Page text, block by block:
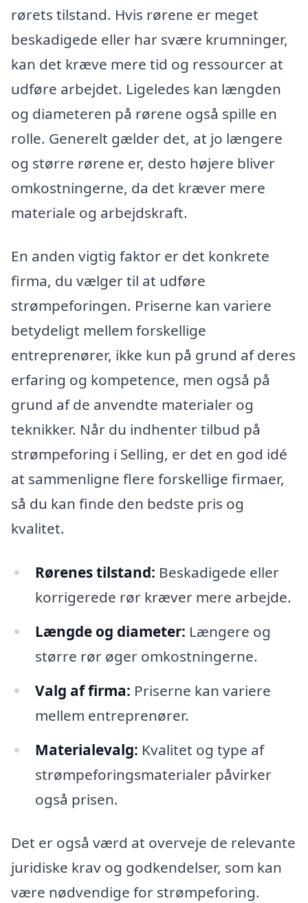
rørets tilstand. Hvis rørene er meget
beskadigede eller har svære krumninger,
kan det kræve mere tid og ressourcer at
udføre arbejdet. Ligeledes kan længden
og diameteren på rørene også spille en
rolle. Generelt gælder det, at jo længere
og større rørene er, desto højere bliver
omkostningerne, da det kræver mere
materiale og arbejdskraft.
En anden vigtig faktor er det konkrete
firma, du vælger til at udføre
strømpeforingen. Priserne kan variere
betydeligt mellem forskellige
entreprenører, ikke kun på grund af deres
erfaring og kompetence, men også på
grund af de anvendte materialer og
teknikker. Når du indhenter tilbud på
strømpeforing i Selling, er det en god idé
at sammenligne flere forskellige firmaer,
så du kan finde den bedste pris og
kvalitet.
Rørenes tilstand: Beskadigede eller
korrigerede rør kræver mere arbejde.
Længde og diameter: Længere og
større rør øger omkostningerne.
Valg af firma: Priserne kan variere
mellem entreprenører.
Materialevalg: Kvalitet og type af
strømpeforingsmaterialer påvirker
også prisen.
Det er også værd at overveje de relevante
juridiske krav og godkendelser, som kan
være nødvendige for strømpeforing.